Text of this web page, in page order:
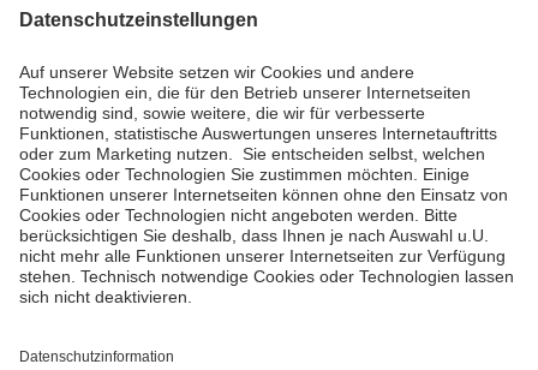
Impressum